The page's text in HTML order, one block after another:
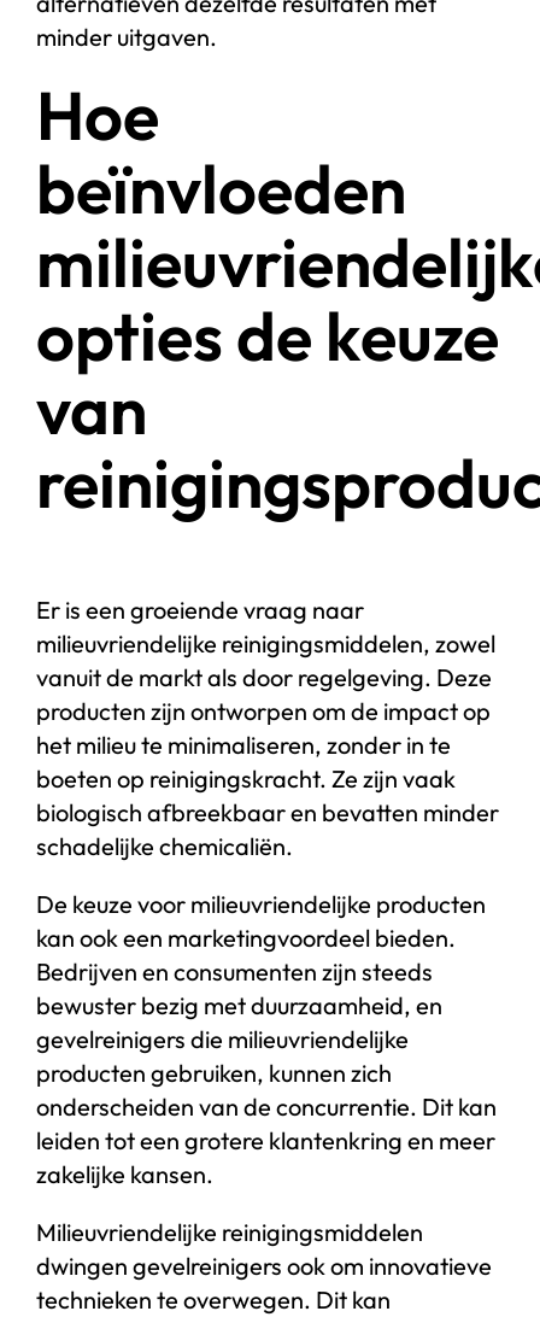
minder uitgaven.
Hoe
beïnvloeden
opties de keuze
van
Er is een groeiende vraag naar
milieuvriendelijke reinigingsmiddelen, zowel
vanuit de markt als door regelgeving. Deze
producten zijn ontworpen om de impact op
het milieu te minimaliseren, zonder in te
boeten op reinigingskracht. Ze zijn vaak
biologisch afbreekbaar en bevatten minder
schadelijke chemicaliën.
De keuze voor milieuvriendelijke producten
kan ook een marketingvoordeel bieden.
Bedrijven en consumenten zijn steeds
bewuster bezig met duurzaamheid, en
gevelreinigers die milieuvriendelijke
producten gebruiken, kunnen zich
onderscheiden van de concurrentie. Dit kan
leiden tot een grotere klantenkring en meer
zakelijke kansen.
Milieuvriendelijke reinigingsmiddelen
dwingen gevelreinigers ook om innovatieve
technieken te overwegen. Dit kan